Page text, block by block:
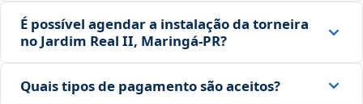
É possível agendar a instalação da torneira
no Jardim Real II, Maringá‑PR?
Quais tipos de pagamento são aceitos?